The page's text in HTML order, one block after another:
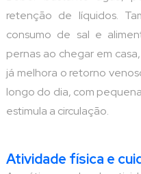
retenção de líquidos.
consumo de sal e
pernas ao chegar em
já melhora o retorno
longo do dia, com
estimula a circulação.
Atividade física e